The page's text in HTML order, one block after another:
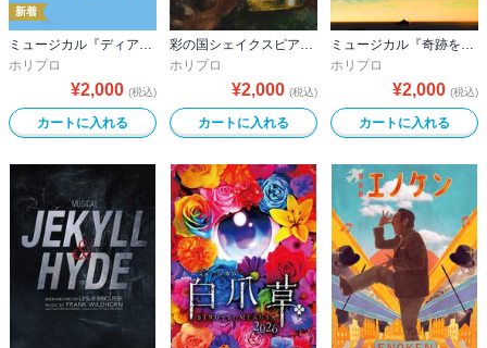
新着
ホリプロ
¥2,000 (税込)
カートに入れる
ホリプロ
¥2,000 (税込)
カートに入れる
ホリプロ
¥2,000 (税込)
カートに入れる